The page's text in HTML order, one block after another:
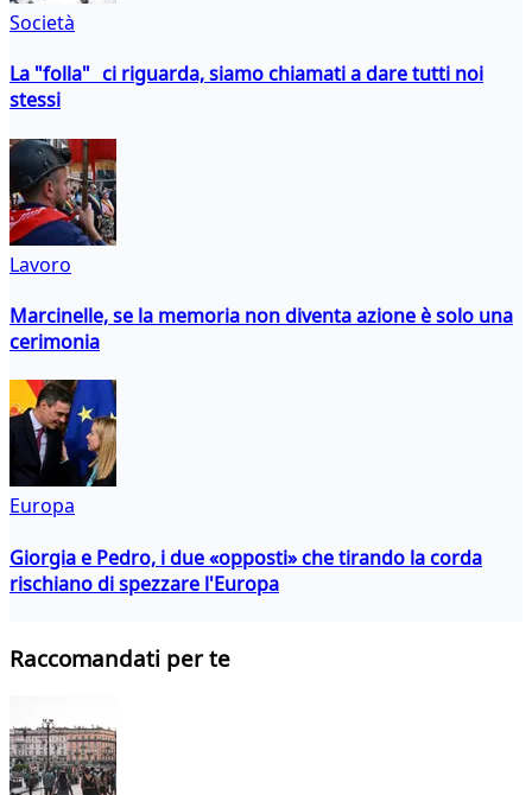
Società
La "folla" ci riguarda, siamo chiamati a dare tutti noi
stessi
Lavoro
Marcinelle, se la memoria non diventa azione è solo una
cerimonia
Europa
Giorgia e Pedro, i due «opposti» che tirando la corda
rischiano di spezzare l'Europa
Raccomandati per te